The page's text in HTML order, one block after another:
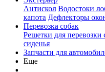
Антискол Водостоки
капота Дефлекторы
Перевозка собак
Решетки для перевозки
сиденья
Запчасти для
Еще